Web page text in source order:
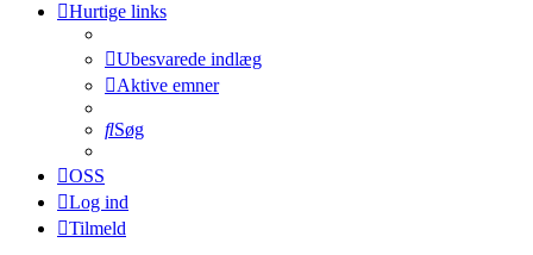
Hurtige links
Ubesvarede indlæg
Aktive emner
Søg
OSS
Log ind
Tilmeld